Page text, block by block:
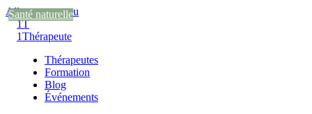
Aller au contenu
1T
1Thérapeute
Thérapeutes
Formation
Blog
Événements
Santé naturelle
Santé naturelle
Santé naturelle